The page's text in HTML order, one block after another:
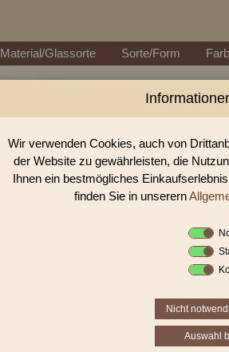
Material/Glassorte Sorte/Form
Perlen
In unserem Perlen Shop
Wir verwenden Cookies, auch von
der Website zu gewährleisten, die
Ihnen ein bestmögliches
finden Sie in unserern
Nicht
Auswahl